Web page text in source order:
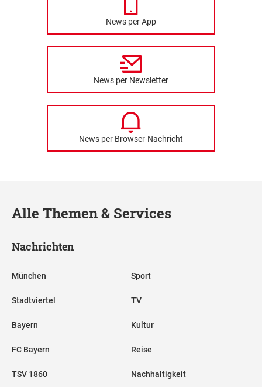
News per App
News per Newsletter
News per Browser-Nachricht
Alle Themen & Services
Nachrichten
München
Stadtviertel
Bayern
FC Bayern
TSV 1860
Sport
TV
Kultur
Reise
Nachhaltigkeit